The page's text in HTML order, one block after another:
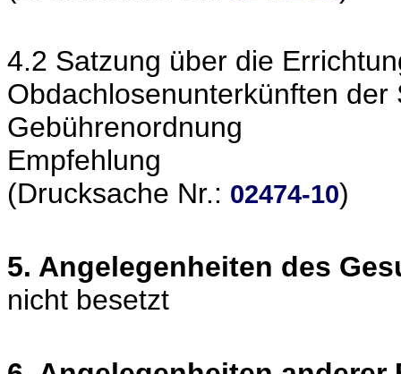
4.2 Satzung über die
Obdachlosenunterkünften der
Gebührenordnung
Empfehlung
(Drucksache Nr.: 02474-10)
5. Angelegenheiten des
nicht besetzt